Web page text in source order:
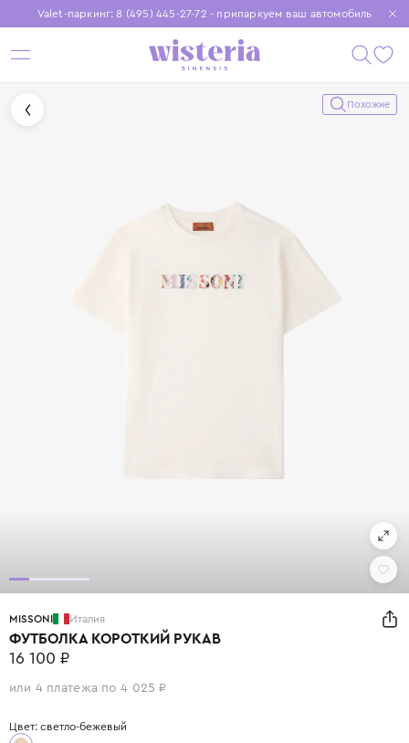
Valet-паркинг: 8 (495) 445-27-72 - припаркуем ваш автомобиль
Бесплатная доставка при заказе от 15 000 ₽
Установите приложение, чтобы покупки были еще удобнее
Похожие
MISSONI Италия
ФУТБОЛКА КОРОТКИЙ РУКАВ
16 100 ₽
или 4 платежа по 4 025 ₽
Цвет: светло-бежевый